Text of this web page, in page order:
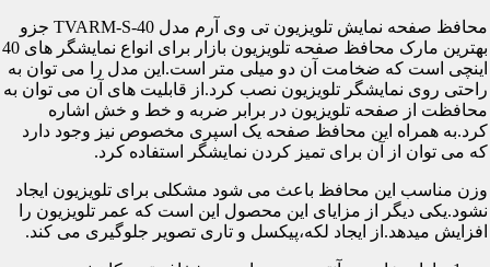
محافظ صفحه نمایش تلویزیون تی وی آرم مدل TVARM-S-40 جزو
بهترین مارک محافظ صفحه تلویزیون بازار برای انواع نمایشگر های 40
اینچی است که ضخامت آن دو میلی متر است.این مدل را می توان به
راحتی روی نمایشگر تلویزیون نصب کرد.از قابلیت های آن می توان به
محافظت از صفحه تلویزیون در برابر ضربه و خط و خش اشاره
کرد.به همراه این محافظ صفحه یک اسپری مخصوص نیز وجود دارد
که می توان از آن برای تمیز کردن نمایشگر استفاده کرد.
وزن مناسب این محافظ باعث می شود مشکلی برای تلویزیون ایجاد
نشود.یکی دیگر از مزایای این محصول این است که عمر تلویزیون را
افزایش میدهد.از ایجاد لکه،پیکسل و تاری تصویر جلوگیری می کند.